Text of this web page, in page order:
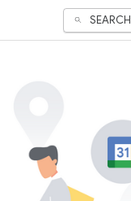
SEARCH